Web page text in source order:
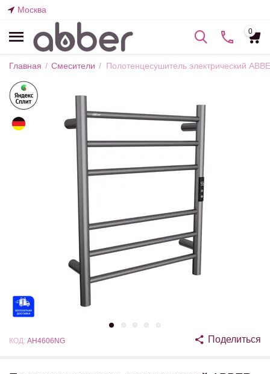
Москва
0
Главная / Смесители / Полотенцесушитель электрический
КОД: AH4606NG Поделиться